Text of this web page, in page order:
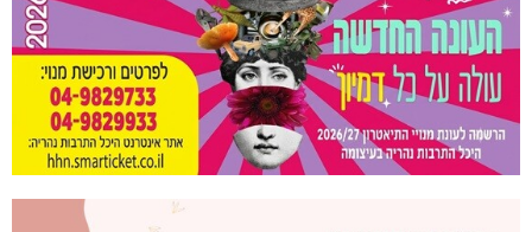
נער בן 13 מעוניין לעשות בייביסיטר בכל ימי החופש הגדול רק 15
שקלים ותקבלו שקט לשעה
יהונתן-0585560605